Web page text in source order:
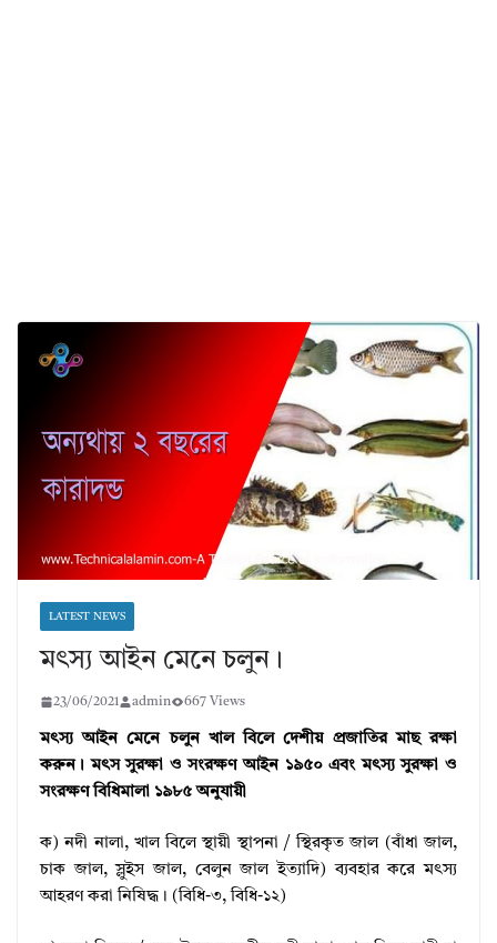
LATEST NEWS
মৎস্য আইন মেনে চলুন।
23/06/2021 admin 667 Views
মৎস্য আইন মেনে চলুন খাল বিলে দেশীয় প্রজাতির মাছ রক্ষা
করুন। মৎস সুরক্ষা ও সংরক্ষণ আইন ১৯৫০ এবং মৎস্য সুরক্ষা ও
সংরক্ষণ বিধিমালা ১৯৮৫ অনুযায়ী
ক) নদী নালা, খাল বিলে স্থায়ী স্থাপনা / স্থিরকৃত জাল (বাঁধা জাল,
চাক জাল, স্লুইস জাল, বেলুন জাল ইত্যাদি) ব্যবহার করে মৎস্য
আহরণ করা নিষিদ্ধ। (বিধি-৩, বিধি-১২)